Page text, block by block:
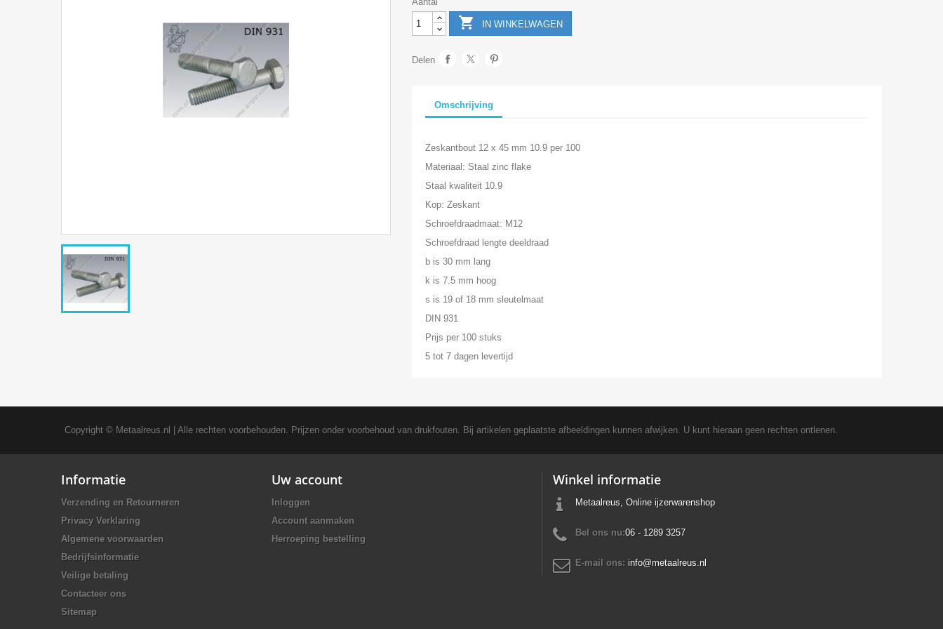
 IN WINKELWAGEN
Delen
Omschrijving
Zeskantbout 12 x 45 mm 10.9 per 100
Materiaal: Staal zinc flake
Staal kwaliteit 10.9
Kop: Zeskant
Schroefdraadmaat: M12
Schroefdraad lengte deeldraad
b is 30 mm lang
k is 7.5 mm hoog
s is 19 of 18 mm sleutelmaat
DIN 931
Prijs per 100 stuks
5 tot 7 dagen levertijd
Copyright © Metaalreus.nl | Alle rechten voorbehouden. Prijzen onder voorbehoud van drukfouten. Bij artikelen geplaatste afbeeldingen kunnen afwijken. U kunt hieraan geen rechten ontlenen.
Informatie
Verzending en Retourneren
Privacy Verklaring
Algemene voorwaarden
Bedrijfsinformatie
Veilige betaling
Contacteer ons
Sitemap
Uw account
Inloggen
Account aanmaken
Herroeping bestelling
Winkel informatie
Metaalreus, Online ijzerwarenshop
Bel ons nu:06 - 1289 3257
E-mail ons: info@metaalreus.nl